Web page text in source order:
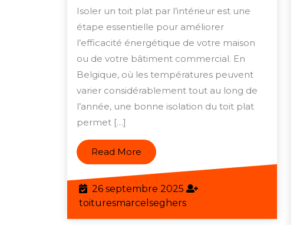
de
Votre
Maison
en
Isolant
un
Toit
par
l’Intérieur
Isoler un toit plat par l’intérieur est une
étape essentielle pour améliorer
l’efficacité énergétique de votre maison
ou de votre bâtiment commercial. En
Belgique, où les températures peuvent
varier considérablement tout au long de
l’année, une bonne isolation du toit plat
permet […]
Read More Read
More
26 septembre 2025 26
septembre
2025
toituresmarcelsegherstoituresmarcelseghers